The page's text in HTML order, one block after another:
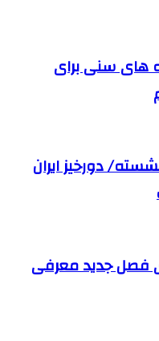
های سنی برای
دورخیز ایران
برای فصل جدید معرفی